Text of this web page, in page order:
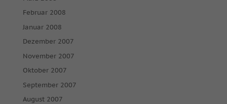
Februar 2008
Januar 2008
Dezember 2007
November 2007
Oktober 2007
September 2007
August 2007